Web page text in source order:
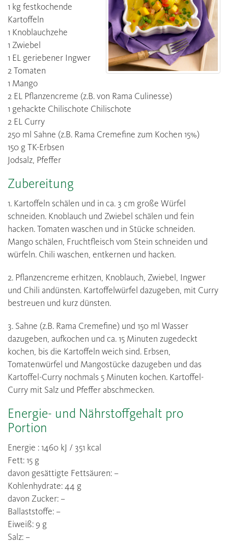
1 kg festkochende
Kartoffeln
1 Knoblauchzehe
1 Zwiebel
1 EL geriebener Ingwer
2 Tomaten
1 Mango
2 EL Pflanzencreme (z.B. von Rama Culinesse)
1 gehackte Chilischote Chilischote
2 EL Curry
250 ml Sahne (z.B. Rama Cremefine zum Kochen 15%)
150 g TK-Erbsen
Jodsalz, Pfeffer
Zubereitung
1. Kartoffeln schälen und in ca. 3 cm große Würfel
schneiden. Knoblauch und Zwiebel schälen und fein
hacken. Tomaten waschen und in Stücke schneiden.
Mango schälen, Fruchtfleisch vom Stein schneiden und
würfeln. Chili waschen, entkernen und hacken.
2. Pflanzencreme erhitzen, Knoblauch, Zwiebel, Ingwer
und Chili andünsten. Kartoffelwürfel dazugeben, mit Curry
bestreuen und kurz dünsten.
3. Sahne (z.B. Rama Cremefine) und 150 ml Wasser
dazugeben, aufkochen und ca. 15 Minuten zugedeckt
kochen, bis die Kartoffeln weich sind. Erbsen,
Tomatenwürfel und Mangostücke dazugeben und das
Kartoffel-Curry nochmals 5 Minuten kochen. Kartoffel-
Curry mit Salz und Pfeffer abschmecken.
Energie- und Nährstoffgehalt pro
Portion
Energie : 1460 kJ / 351 kcal
Fett: 15 g
davon gesättigte Fettsäuren: –
Kohlenhydrate: 44 g
davon Zucker: –
Ballaststoffe: –
Eiweiß: 9 g
Salz: –